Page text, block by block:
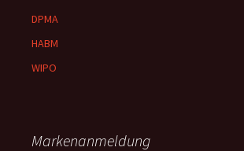
DPMA
HABM
WIPO
Markenanmeldung